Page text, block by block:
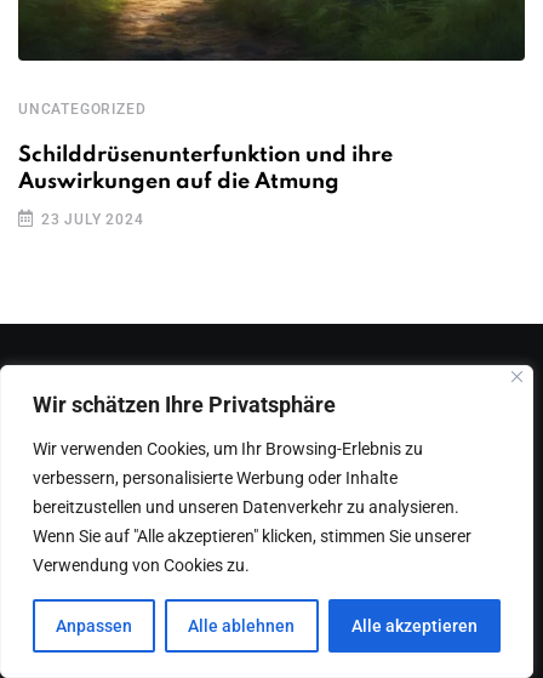
Wir schätzen Ihre Privatsphäre
Wir verwenden Cookies, um Ihr Browsing-Erlebnis zu
verbessern, personalisierte Werbung oder Inhalte
bereitzustellen und unseren Datenverkehr zu analysieren.
Wenn Sie auf "Alle akzeptieren" klicken, stimmen Sie unserer
Verwendung von Cookies zu.
Anpassen Alle ablehnen Alle akzeptieren
UNCATEGORIZED
Schilddrüsenunterfunktion und ihre
Auswirkungen auf die Atmung
23 JULY 2024